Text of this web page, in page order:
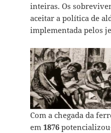
inteiras. Os
aceitar a política de
implementada pelos
Com a chegada da
em 1876